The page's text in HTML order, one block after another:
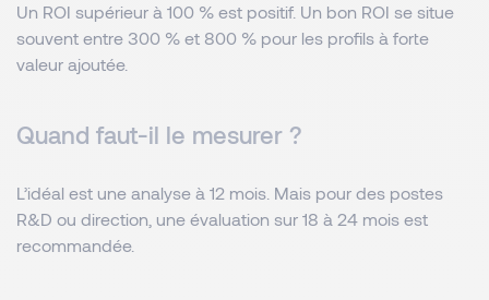
Un ROI supérieur à 100 % est positif. Un bon ROI se situe
souvent entre 300 % et 800 % pour les profils à forte
valeur ajoutée.
Quand faut-il le mesurer ?
L’idéal est une analyse à 12 mois. Mais pour des postes
R&D ou direction, une évaluation sur 18 à 24 mois est
recommandée.